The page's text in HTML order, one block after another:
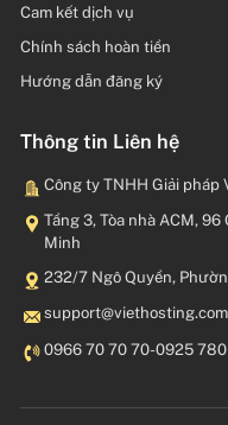
Cam kết dịch vụ
Chính sách hoàn tiền
Hướng dẫn đăng ký
Thông tin Liên hệ
Công ty TNHH Giải pháp
Tầng 3, Tòa nhà ACM, 96
Minh
232/7 Ngô Quyền,
moc.gnitsohteiv@troppus
0966 70 70 70-0925